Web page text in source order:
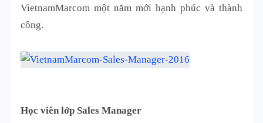
VietnamMarcom một năm mới hạnh phúc và thành
công.
Học viên lớp Sales Manager